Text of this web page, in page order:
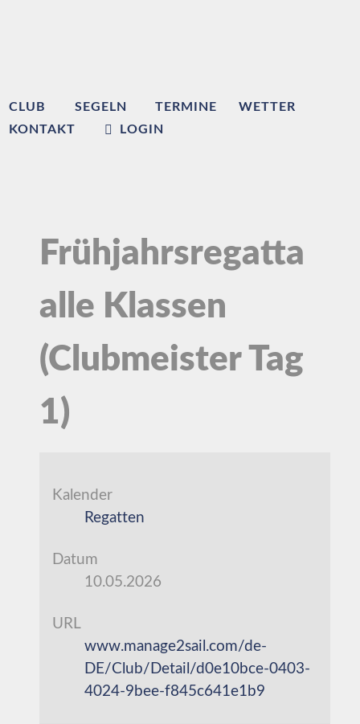
CLUB SEGELN TERMINE
WETTER
KONTAKT
LOGIN
Frühjahrsregatta
alle Klassen
(Clubmeister Tag
1)
Kalender
Regatten
Datum
10.05.2026
URL
www.manage2sail.com/de-
DE/Club/Detail/d0e10bce-0403-
4024-9bee-f845c641e1b9